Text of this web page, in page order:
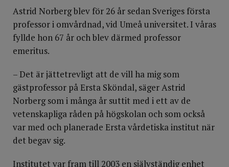
Astrid Norberg blev för 26 år sedan Sveriges första
professor i omvårdnad, vid Umeå universitet. I våras
fyllde hon 67 år och blev därmed professor
emeritus.
– Det är jättetrevligt att de vill ha mig som
gästprofessor på Ersta Sköndal, säger Astrid
Norberg som i många år suttit med i ett av de
vetenskapliga råden på högskolan och som också
var med och planerade Ersta vårdetiska institut när
det begav sig.
Institutet var fram till 2003 en självständig enhet